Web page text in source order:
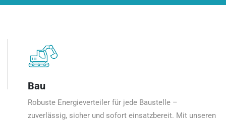
Bau
Robuste Energieverteiler für jede Baustelle –
zuverlässig, sicher und sofort einsatzbereit. Mit unseren